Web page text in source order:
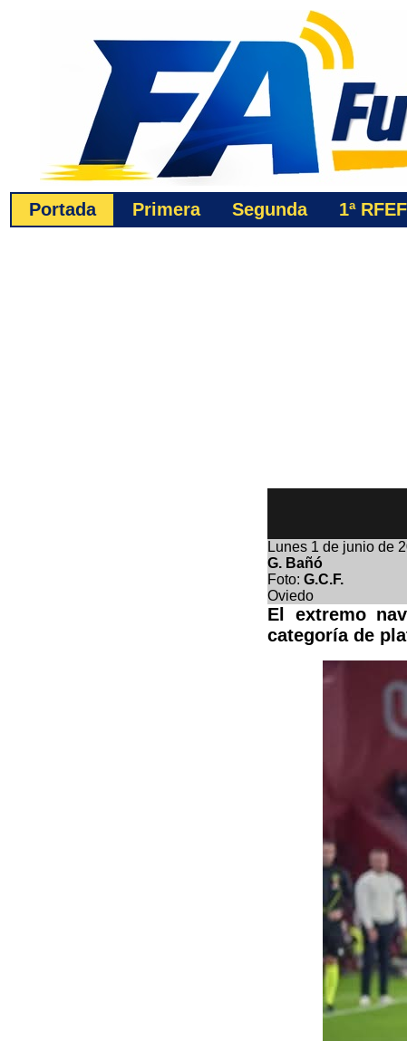
Portada Primera Segunda 1ªRFEF
Lunes 1 de junio de
G. Bañó
Foto: G.C.F.
Oviedo
El extremo
categoría de